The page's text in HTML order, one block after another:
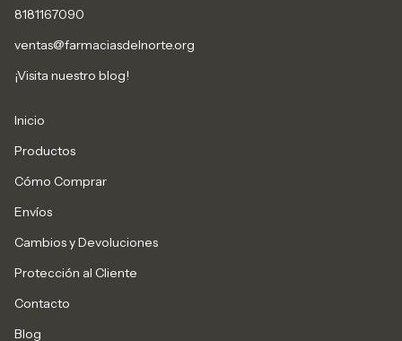
8181167090
ventas@farmaciasdelnorte.org
¡Visita nuestro blog!
Inicio
Productos
Cómo Comprar
Envíos
Cambios y Devoluciones
Protección al Cliente
Contacto
Blog